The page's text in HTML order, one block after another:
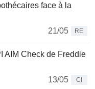
face à la
21/05
RE
AIM Check de Freddie
13/05
CI